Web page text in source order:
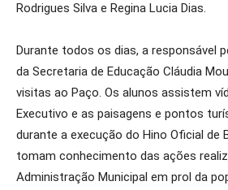
Rodrigues Silva e Regina Lucia Dias.
Durante todos os dias, a responsável
da Secretaria de Educação Cláudia
visitas ao Paço. Os alunos assistem
Executivo e as paisagens e pontos
durante a execução do Hino Oficial de
tomam conhecimento das ações
Administração Municipal em prol da